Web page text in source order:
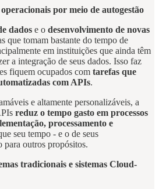
por meio de autogestão
dados e o desenvolvimento de novas
que tomam bastante do tempo de
em instituições que ainda têm
a integração de seus dados. Isso faz
fiquem ocupados com tarefas que
com APIs.
e altamente personalizáveis, a
reduz o tempo gasto em processos
processamento e
seu tempo - e o de seus
para outros propósitos.
tradicionais e sistemas Cloud-